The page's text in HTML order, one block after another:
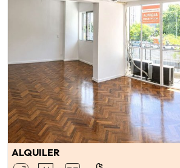
ALQUILER